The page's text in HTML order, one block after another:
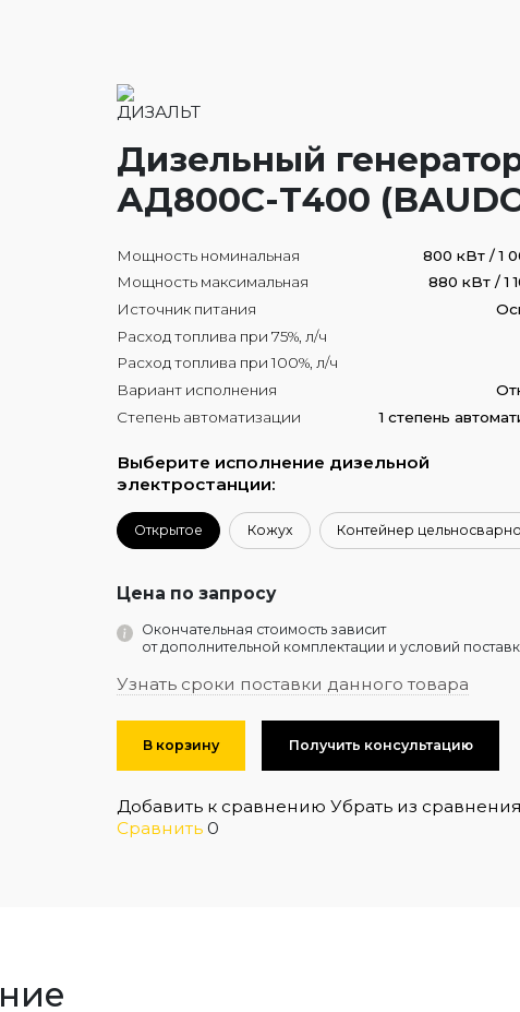
Дизельный
АД800С-Т400
Мощность номинальная
800 кВт / 1
Мощность максимальная
880 кВт / 1
Источник питания
Расход топлива при 75%, л/ч
Расход топлива при 100%, л/ч
Вариант исполнения
Степень автоматизации
1 степень
Выберите исполнение дизельной
электростанции:
Открытое Кожух Контейнер
Цена по запросу
Окончательная стоимость зависит
от дополнительной комплектации и условий
Узнать сроки поставки данного товара
В корзину Получить консультацию
Добавить к сравнению Убрать из сравнения
Сравнить 0